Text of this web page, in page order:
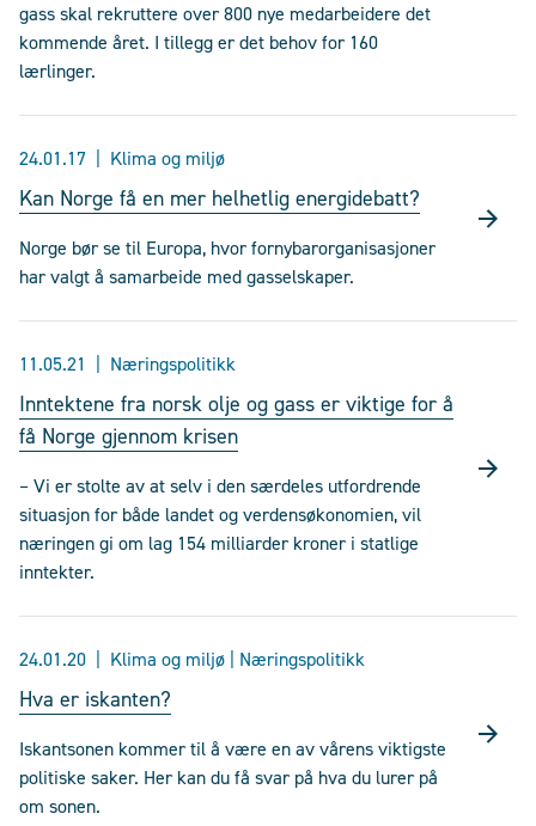
gass skal rekruttere over 800 nye medarbeidere det
kommende året. I tillegg er det behov for 160
lærlinger.
24.01.17 Klima og miljø
Kan Norge få en mer helhetlig energidebatt?
Norge bør se til Europa, hvor fornybarorganisasjoner
har valgt å samarbeide med gasselskaper.
11.05.21 Næringspolitikk
Inntektene fra norsk olje og gass er viktige for å
få Norge gjennom krisen
– Vi er stolte av at selv i den særdeles utfordrende
situasjon for både landet og verdensøkonomien, vil
næringen gi om lag 154 milliarder kroner i statlige
inntekter.
24.01.20 Klima og miljø | Næringspolitikk
Hva er iskanten?
Iskantsonen kommer til å være en av vårens viktigste
politiske saker. Her kan du få svar på hva du lurer på
om sonen.